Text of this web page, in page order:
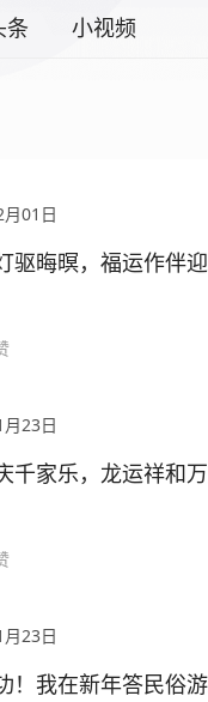
条 小视频
01日
晦暝，福运作伴迎
23日
家乐，龙运祥和万
23日
！我在新年答民俗